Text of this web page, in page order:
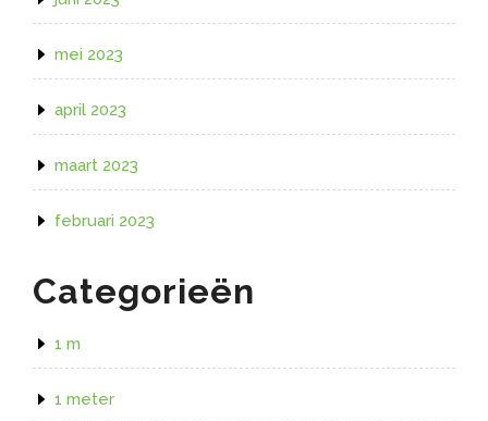
mei 2023
april 2023
maart 2023
februari 2023
Categorieën
1 m
1 meter